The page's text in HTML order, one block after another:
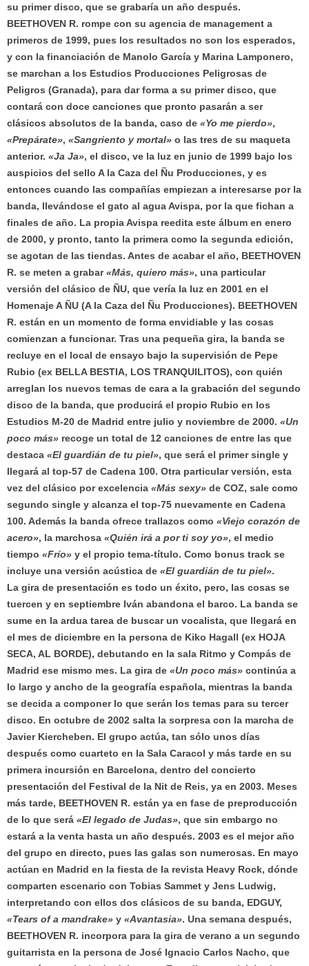
su primer disco, que se grabaría un año después.
BEETHOVEN R. rompe con su agencia de management a
primeros de 1999, pues los resultados no son los esperados,
y con la financiación de Manolo García y Marina Lamponero,
se marchan a los Estudios Producciones Peligrosas de
Peligros (Granada), para dar forma a su primer disco, que
contará con doce canciones que pronto pasarán a ser
clásicos absolutos de la banda, caso de «Yo me pierdo»,
«Prepárate», «Sangriento y mortal» o las tres de su maqueta
anterior. «Ja Ja», el disco, ve la luz en junio de 1999 bajo los
auspicios del sello A la Caza del Ñu Producciones, y es
entonces cuando las compañías empiezan a interesarse por la
banda, llevándose el gato al agua Avispa, por la que fichan a
finales de año. La propia Avispa reedita este álbum en enero
de 2000, y pronto, tanto la primera como la segunda edición,
se agotan de las tiendas. Antes de acabar el año, BEETHOVEN
R. se meten a grabar«Más, quiero más», una particular
versión del clásico de ÑU, que vería la luz en 2001 en el
Homenaje A ÑU (A la Caza del Ñu Producciones). BEETHOVEN
R. están en un momento de forma envidiable y las cosas
comienzan a funcionar. Tras una pequeña gira, la banda se
recluye en el local de ensayo bajo la supervisión de Pepe
Rubio (ex BELLA BESTIA, LOS TRANQUILITOS), con quién
arreglan los nuevos temas de cara a la grabación del segundo
disco de la banda, que producirá el propio Rubio en los
Estudios M-20 de Madrid entre julio y noviembre de 2000. «Un
poco más» recoge un total de 12 canciones de entre las que
destaca «El guardián de tu piel», que será el primer single y
llegará al top-57 de Cadena 100. Otra particular versión, esta
vez del clásico por excelencia «Más sexy» de COZ, sale como
segundo single y alcanza el top-75 nuevamente en Cadena
100. Además la banda ofrece trallazos como «Viejo corazón de
acero», la marchosa «Quién irá a por ti soy yo», el medio
tiempo «Frío» y el propio tema-título. Como bonus track se
incluye una versión acústica de «El guardián de tu piel».
La gira de presentación es todo un éxito, pero, las cosas se
tuercen y en septiembre Iván abandona el barco. La banda se
sume en la ardua tarea de buscar un vocalista, que llegará en
el mes de diciembre en la persona de Kiko Hagall (ex HOJA
SECA, AL BORDE), debutando en la sala Ritmo y Compás de
Madrid ese mismo mes. La gira de «Un poco más» continúa a
lo largo y ancho de la geografía española, mientras la banda
se decida a componer lo que serán los temas para su tercer
disco. En octubre de 2002 salta la sorpresa con la marcha de
Javier Kiercheben. El grupo actúa, tan sólo unos días
después como cuarteto en la Sala Caracol y más tarde en su
primera incursión en Barcelona, dentro del concierto
presentación del Festival de la Nit de Reis, ya en 2003. Meses
más tarde, BEETHOVEN R. están ya en fase de preproducción
de lo que será «El legado de Judas», que sin embargo no
estará a la venta hasta un año después. 2003 es el mejor año
del grupo en directo, pues las galas son numerosas. En mayo
actúan en Madrid en la fiesta de la revista Heavy Rock, dónde
comparten escenario con Tobias Sammet y Jens Ludwig,
interpretando con ellos dos clásicos de su banda, EDGUY,
«Tears of a mandrake» y «Avantasia». Una semana después,
BEETHOVEN R. incorpora para la gira de verano a un segundo
guitarrista en la persona de José Ignacio Carlos Nacho, que